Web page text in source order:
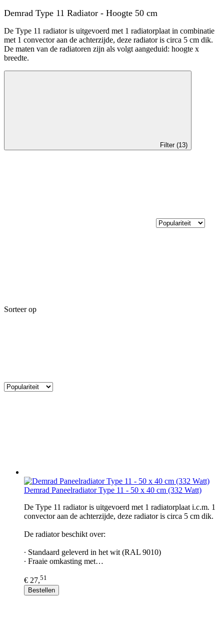
Demrad Type 11 Radiator - Hoogte 50 cm
De Type 11 radiator is uitgevoerd met 1 radiatorplaat in combinatie
met 1 convector aan de achterzijde, deze radiator is circa 5 cm dik.
De maten van de radiatoren zijn als volgt aangeduid: hoogte x
breedte.
Filter (13)
Sorteer op
Demrad Paneelradiator Type 11 - 50 x 40 cm (332 Watt)
De Type 11 radiator is uitgevoerd met 1 radiatorplaat i.c.m. 1
convector aan de achterzijde, deze radiator is circa 5 cm dik.
De radiator beschikt over:
∙ Standaard geleverd in het wit (RAL 9010)
∙ Fraaie omkasting met…
€ 27,51
Bestellen